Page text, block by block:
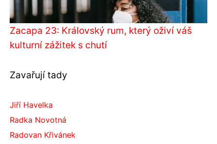
Zacapa 23: Královský rum, který oživí váš
kulturní zážitek s chutí
Zavařují tady
Jiří Havelka
Radka Novotná
Radovan Křivánek